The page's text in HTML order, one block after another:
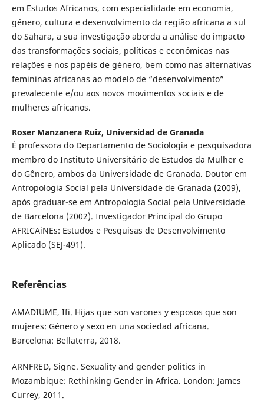
em Estudos Africanos, com especialidade em economia,
género, cultura e desenvolvimento da região africana a sul
do Sahara, a sua investigação aborda a análise do impacto
das transformações sociais, políticas e económicas nas
relações e nos papéis de género, bem como nas alternativas
femininas africanas ao modelo de “desenvolvimento”
prevalecente e/ou aos novos movimentos sociais e de
mulheres africanos.
Roser Manzanera Ruiz, Universidad de Granada
É professora do Departamento de Sociologia e pesquisadora
membro do Instituto Universitário de Estudos da Mulher e
do Gênero, ambos da Universidade de Granada. Doutor em
Antropologia Social pela Universidade de Granada (2009),
após graduar-se em Antropologia Social pela Universidade
de Barcelona (2002). Investigador Principal do Grupo
AFRICAiNEs: Estudos e Pesquisas de Desenvolvimento
Aplicado (SEJ-491).
Referências
AMADIUME, Ifi. Hijas que son varones y esposos que son
mujeres: Género y sexo en una sociedad africana.
Barcelona: Bellaterra, 2018.
ARNFRED, Signe. Sexuality and gender politics in
Mozambique: Rethinking Gender in Africa. London: James
Currey, 2011.